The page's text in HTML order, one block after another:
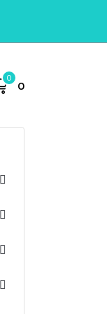
0
0